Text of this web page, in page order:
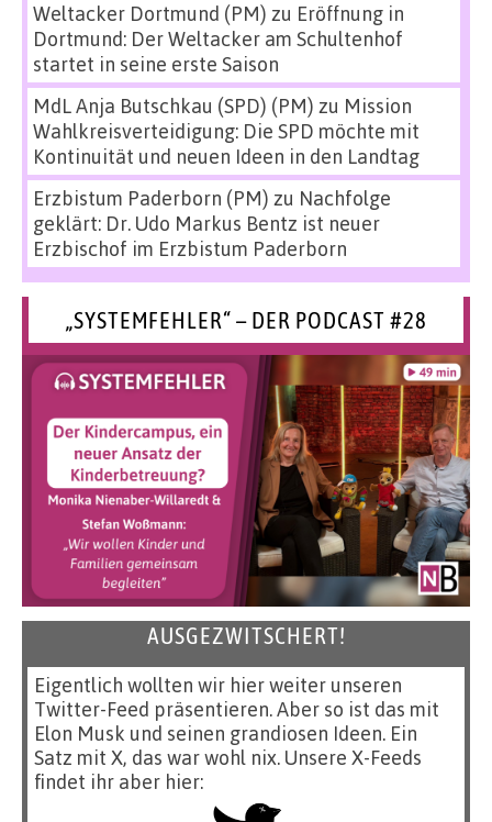
Weltacker Dortmund (PM) zu Eröffnung in
Dortmund: Der Weltacker am Schultenhof
startet in seine erste Saison
MdL Anja Butschkau (SPD) (PM) zu Mission
Wahlkreisverteidigung: Die SPD möchte mit
Kontinuität und neuen Ideen in den Landtag
Erzbistum Paderborn (PM) zu Nachfolge
geklärt: Dr. Udo Markus Bentz ist neuer
Erzbischof im Erzbistum Paderborn
„SYSTEMFEHLER“ – DER PODCAST #28
AUSGEZWITSCHERT!
Eigentlich wollten wir hier weiter unseren
Twitter-Feed präsentieren. Aber so ist das mit
Elon Musk und seinen grandiosen Ideen. Ein
Satz mit X, das war wohl nix. Unsere X-Feeds
findet ihr aber hier: